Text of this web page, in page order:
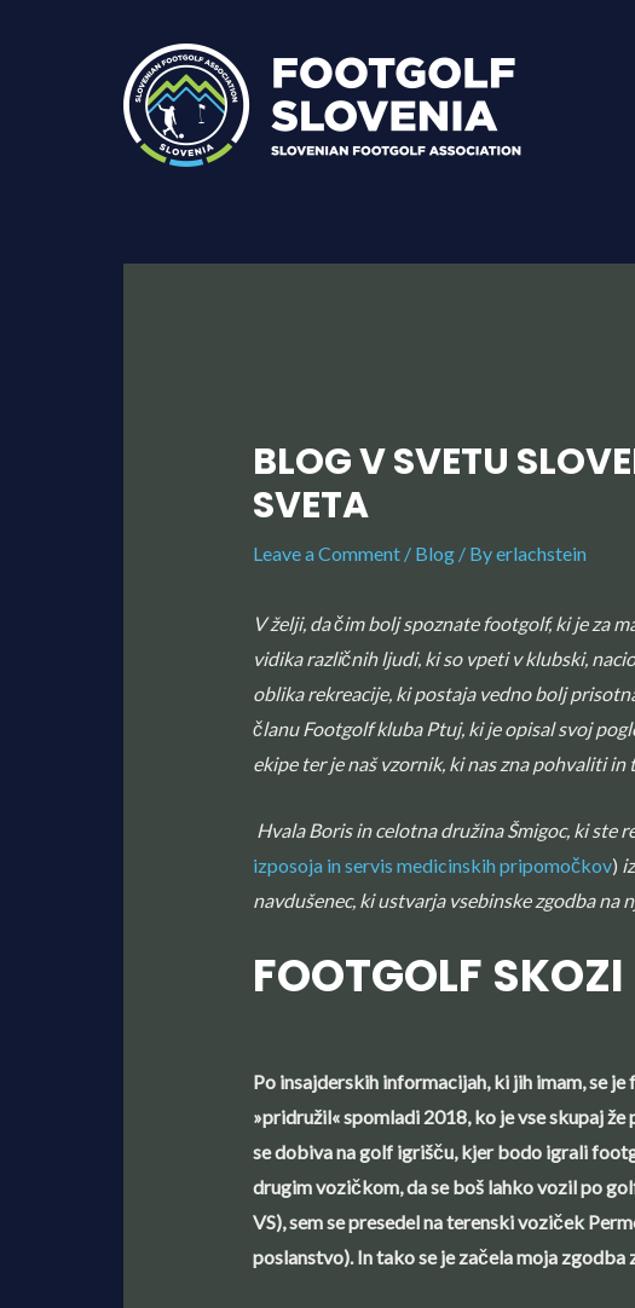
BLOG V SVETU
SVETA
Leave a Comment / Blog/ Byerlachstein
V želji, da čim bolj spoznate footgolf, ki je za
vidika različnih ljudi, ki so vpeti v klubski,
oblika rekreacije, ki postaja vedno bolj
članu Footgolf kluba Ptuj, ki je opisal svoj
ekipe ter je naš vzornik, ki nas zna pohvaliti
Hvala Boris in celotna družina Šmigoc, ki ste
izposoja in servis medicinskih pripomočkov)
navdušenec, ki ustvarja vsebinske zgodba na
FOOTGOLF
Po insajderskih informacijah, ki jih imam, se
»pridružil« spomladi 2018, ko je vse skupaj
se dobiva na golf igrišču, kjer bodo igrali
drugim vozičkom, da se boš lahko vozil po
VS), sem se presedel na terenski voziček
poslanstvo). In tako se je začela moja